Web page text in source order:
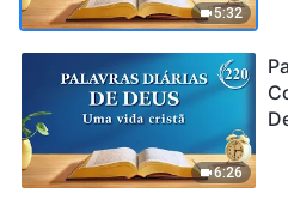
5:32
6:26